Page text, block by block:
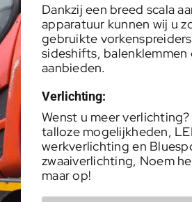
Dankzij een breed scala
apparatuur kunnen wij u
gebruikte
sideshifts, balenklemmen
aanbieden.
Verlichting:
Wenst u meer
talloze mogelijkheden,
werkverlichting en
zwaaiverlichting, Noem
maar op!